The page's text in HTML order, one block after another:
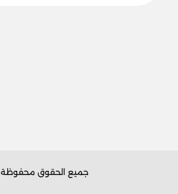
جميع الحقوق محفوظة